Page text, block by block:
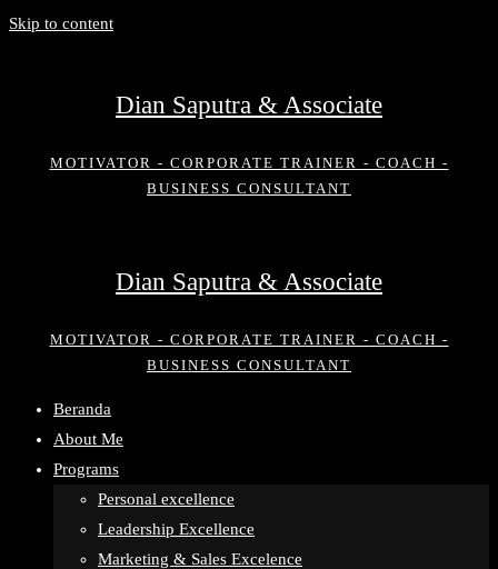
Skip to content
Dian Saputra & Associate
MOTIVATOR - CORPORATE TRAINER - COACH -
BUSINESS CONSULTANT
Dian Saputra & Associate
MOTIVATOR - CORPORATE TRAINER - COACH -
BUSINESS CONSULTANT
Beranda
About Me
Programs
Personal excellence
Leadership Excellence
Marketing & Sales Excelence